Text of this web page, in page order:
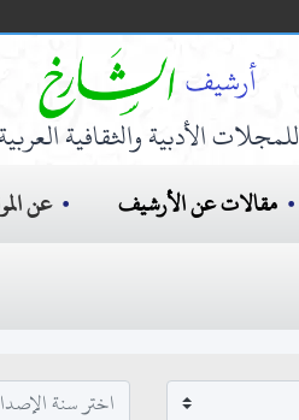
للمجلات الأدبية والثقافية العربية
مقالات عن الأرشيف عن